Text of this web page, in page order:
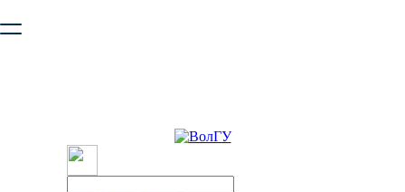
безопасную работу с сайтом. Пожалуйста